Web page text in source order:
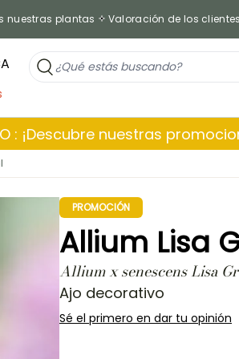
nuestras plantas Valoración de los
: ¡Descubre nuestras
PROMOCIÓN
Allium Lisa
Allium x senescens Lisa
Ajo decorativo
Sé el primero en dar tu opinión